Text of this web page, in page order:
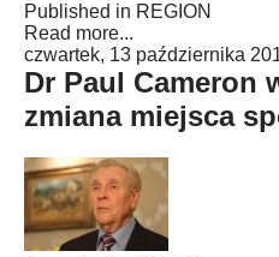
Published in REGION
Read more...
czwartek, 13 października
Dr Paul Cameron
zmiana miejsca